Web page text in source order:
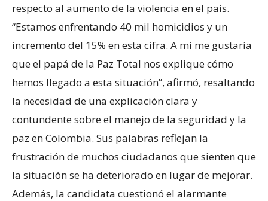
respecto al aumento de la violencia en el país.
“Estamos enfrentando 40 mil homicidios y un
incremento del 15% en esta cifra. A mí me gustaría
que el papá de la Paz Total nos explique cómo
hemos llegado a esta situación”, afirmó, resaltando
la necesidad de una explicación clara y
contundente sobre el manejo de la seguridad y la
paz en Colombia. Sus palabras reflejan la
frustración de muchos ciudadanos que sienten que
la situación se ha deteriorado en lugar de mejorar.
Además, la candidata cuestionó el alarmante